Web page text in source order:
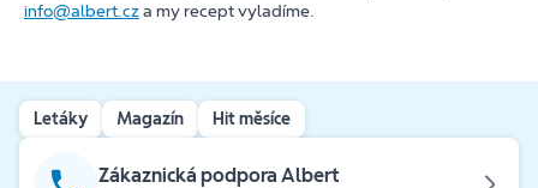
info@albert.cza my recept vyladíme.
Letáky Magazín Hit měsíce
Zákaznická podpora Albert